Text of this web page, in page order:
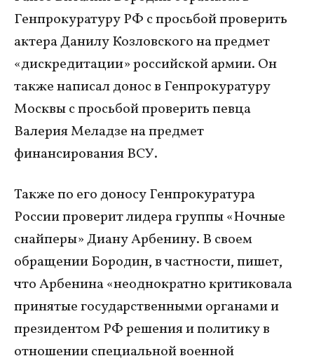
Генпрокуратуру РФ с просьбой проверить
актера Данилу Козловского на предмет
«дискредитации» российской армии. Он
также написал донос в Генпрокуратуру
Москвы с просьбой проверить певца
Валерия Меладзе на предмет
финансирования ВСУ.
Также по его доносу Генпрокуратура
России проверит лидера группы «Ночные
снайперы» Диану Арбенину. В своем
обращении Бородин, в частности, пишет,
что Арбенина «неоднократно критиковала
принятые государственными органами и
президентом РФ решения и политику в
отношении специальной военной